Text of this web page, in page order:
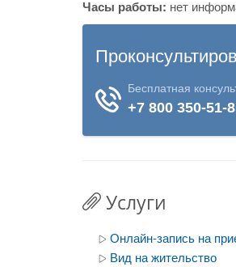
Часы работы: нет
Услуги
Онлайн-запись на
Вид на жительство